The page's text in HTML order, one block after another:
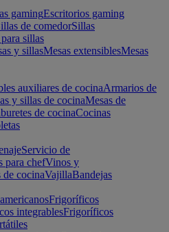
gamingEscritorios gaming
de comedorSillas
sillas
y sillasMesas extensiblesMesas
auxiliares de cocinaArmarios de
y sillas de cocinaMesas de
de cocinaCocinas
Servicio de
para chefVinos y
cocinaVajillaBandejas
Frigoríficos
integrablesFrigoríficos